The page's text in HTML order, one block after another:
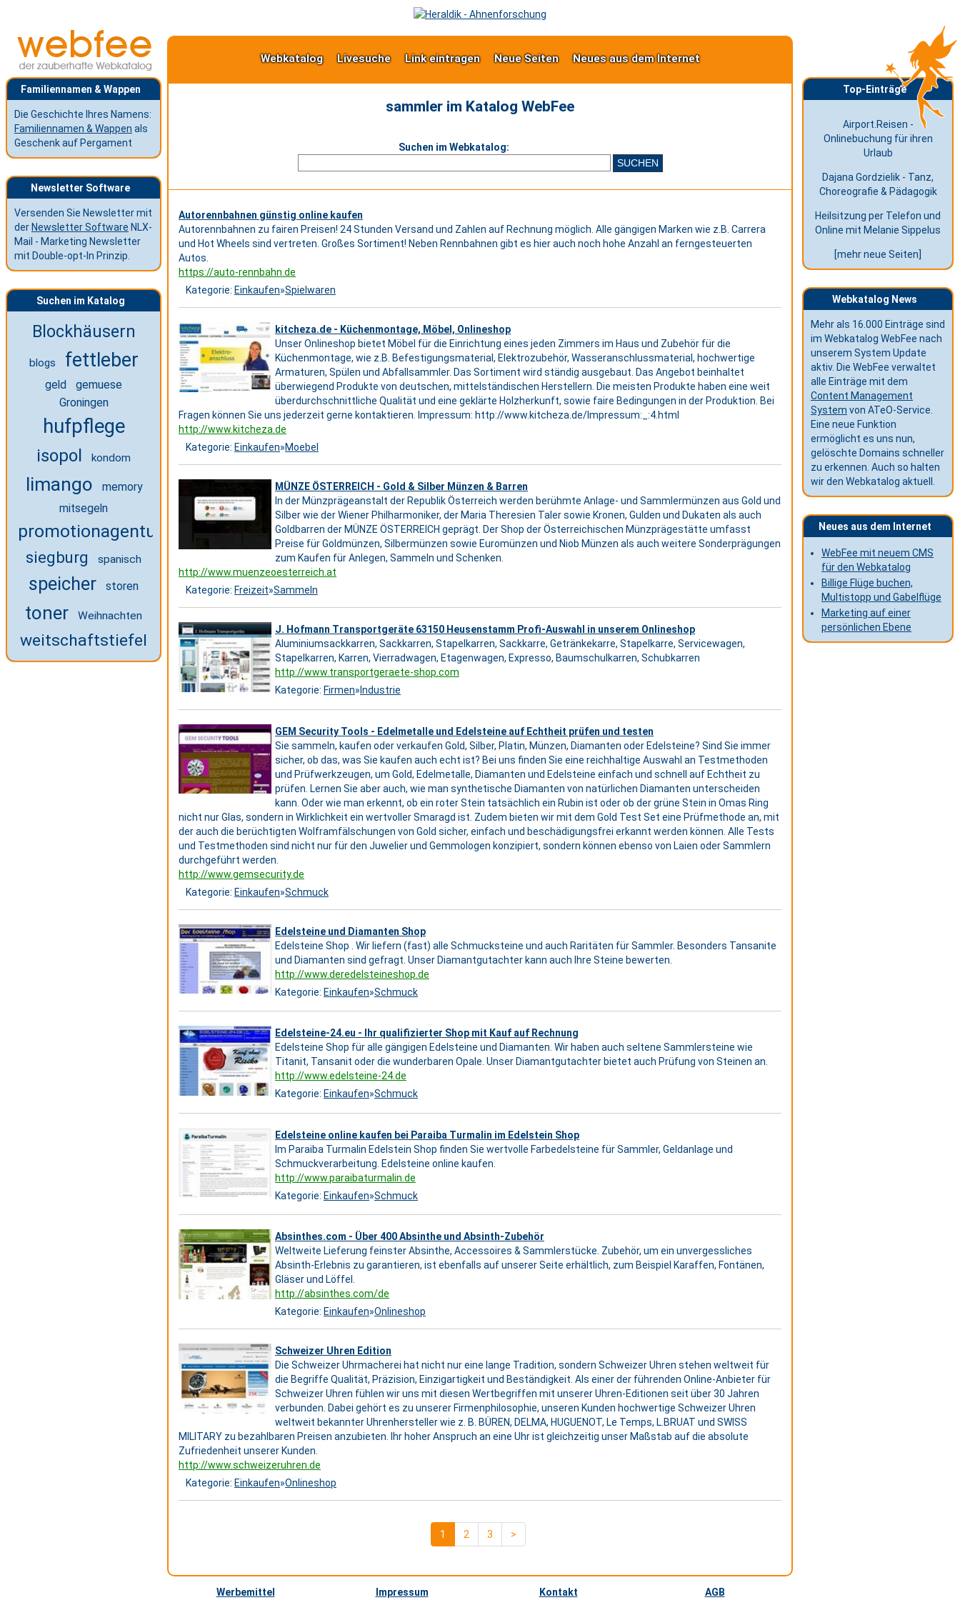
Familiennamen & Wappen
Die Geschichte Ihres Namens:
Familiennamen & Wappen als
Geschenk auf Pergament
Newsletter Software
Versenden Sie Newsletter mit
der Newsletter Software NLX-
Mail - Marketing Newsletter
mit Double-opt-In Prinzip.
Suchen im Katalog
Blockhäusern
blogs fettleber
geld
gemuese
Groningen
hufpflege
isopol kondom
limango
memory
mitsegeln
promotionagentur bundesweit
siegburg spanisch
speicher storen
toner Weihnachten
weitschaftstiefel
Webkatalog Livesuche Link eintragen Neue Seiten Neues aus dem Internet
sammler im Katalog WebFee
Suchen im Webkatalog:
Autorennbahnen günstig online kaufen
Autorennbahnen zu fairen Preisen! 24 Stunden Versand und Zahlen auf Rechnung möglich. Alle gängigen Marken wie z.B. Carrera
und Hot Wheels sind vertreten. Großes Sortiment! Neben Rennbahnen gibt es hier auch noch hohe Anzahl an ferngesteuerten
Autos.
https://auto-rennbahn.de
Kategorie: Einkaufen»Spielwaren
kitcheza.de - Küchenmontage, Möbel, Onlineshop
Unser Onlineshop bietet Möbel für die Einrichtung eines jeden Zimmers im Haus und Zubehör für die
Küchenmontage, wie z.B. Befestigungsmaterial, Elektrozubehör, Wasseranschlussmaterial, hochwertige
Armaturen, Spülen und Abfallsammler. Das Sortiment wird ständig ausgebaut. Das Angebot beinhaltet
überwiegend Produkte von deutschen, mittelständischen Herstellern. Die meisten Produkte haben eine weit
überdurchschnittliche Qualität und eine geklärte Holzherkunft, sowie faire Bedingungen in der Produktion. Bei
Fragen können Sie uns jederzeit gerne kontaktieren. Impressum: http://www.kitcheza.de/Impressum:_:4.html
http://www.kitcheza.de
Kategorie: Einkaufen»Moebel
MÜNZE ÖSTERREICH - Gold & Silber Münzen & Barren
In der Münzprägeanstalt der Republik Österreich werden berühmte Anlage- und Sammlermünzen aus Gold und
Silber wie der Wiener Philharmoniker, der Maria Theresien Taler sowie Kronen, Gulden und Dukaten als auch
Goldbarren der MÜNZE ÖSTERREICH geprägt. Der Shop der Österreichischen Münzprägestätte umfasst
Preise für Goldmünzen, Silbermünzen sowie Euromünzen und Niob Münzen als auch weitere Sonderprägungen
zum Kaufen für Anlegen, Sammeln und Schenken.
http://www.muenzeoesterreich.at
Kategorie: Freizeit»Sammeln
J. Hofmann Transportgeräte 63150 Heusenstamm Profi-Auswahl in unserem Onlineshop
Aluminiumsackkarren, Sackkarren, Stapelkarren, Sackkarre, Getränkekarre, Stapelkarre, Servicewagen,
Stapelkarren, Karren, Vierradwagen, Etagenwagen, Expresso, Baumschulkarren, Schubkarren
http://www.transportgeraete-shop.com
Kategorie: Firmen» Industrie
GEM Security Tools - Edelmetalle und Edelsteine auf Echtheit prüfen und testen
Sie sammeln, kaufen oder verkaufen Gold, Silber, Platin, Münzen, Diamanten oder Edelsteine? Sind Sie immer
sicher, ob das, was Sie kaufen auch echt ist? Bei uns finden Sie eine reichhaltige Auswahl an Testmethoden
und Prüfwerkzeugen, um Gold, Edelmetalle, Diamanten und Edelsteine einfach und schnell auf Echtheit zu
prüfen. Lernen Sie aber auch, wie man synthetische Diamanten von natürlichen Diamanten unterscheiden
kann. Oder wie man erkennt, ob ein roter Stein tatsächlich ein Rubin ist oder ob der grüne Stein in Omas Ring
nicht nur Glas, sondern in Wirklichkeit ein wertvoller Smaragd ist. Zudem bieten wir mit dem Gold Test Set eine Prüfmethode an, mit
der auch die berüchtigten Wolframfälschungen von Gold sicher, einfach und beschädigungsfrei erkannt werden können. Alle Tests
und Testmethoden sind nicht nur für den Juwelier und Gemmologen konzipiert, sondern können ebenso von Laien oder Sammlern
durchgeführt werden.
http://www.gemsecurity.de
Kategorie: Einkaufen»Schmuck
Edelsteine und Diamanten Shop
Edelsteine Shop . Wir liefern (fast) alle Schmucksteine und auch Raritäten für Sammler. Besonders Tansanite
und Diamanten sind gefragt. Unser Diamantgutachter kann auch Ihre Steine bewerten.
http://www.deredelsteineshop.de
Kategorie: Einkaufen»Schmuck
Edelsteine-24.eu - Ihr qualifizierter Shop mit Kauf auf Rechnung
Edelsteine Shop für alle gängigen Edelsteine und Diamanten. Wir haben auch seltene Sammlersteine wie
Titanit, Tansanit oder die wunderbaren Opale. Unser Diamantgutachter bietet auch Prüfung von Steinen an.
http://www.edelsteine-24.de
Kategorie: Einkaufen»Schmuck
Edelsteine online kaufen bei Paraiba Turmalin im Edelstein Shop
Im Paraiba Turmalin Edelstein Shop finden Sie wertvolle Farbedelsteine für Sammler, Geldanlage und
Schmuckverarbeitung. Edelsteine online kaufen.
http://www.paraibaturmalin.de
Kategorie: Einkaufen»Schmuck
Absinthes.com - Über 400 Absinthe und Absinth-Zubehör
Weltweite Lieferung feinster Absinthe, Accessoires & Sammlerstücke. Zubehör, um ein unvergessliches
Absinth-Erlebnis zu garantieren, ist ebenfalls auf unserer Seite erhältlich, zum Beispiel Karaffen, Fontänen,
Gläser und Löffel.
http://absinthes.com/de
Kategorie: Einkaufen»Onlineshop
Schweizer Uhren Edition
Die Schweizer Uhrmacherei hat nicht nur eine lange Tradition, sondern Schweizer Uhren stehen weltweit für
die Begriffe Qualität, Präzision, Einzigartigkeit und Beständigkeit. Als einer der führenden Online-Anbieter für
Schweizer Uhren fühlen wir uns mit diesen Wertbegriffen mit unserer Uhren-Editionen seit über 30 Jahren
verbunden. Dabei gehört es zu unserer Firmenphilosophie, unseren Kunden hochwertige Schweizer Uhren
weltweit bekannter Uhrenhersteller wie z. B. BÜREN, DELMA, HUGUENOT, Le Temps, L.BRUAT und SWISS
MILITARY zu bezahlbaren Preisen anzubieten. Ihr hoher Anspruch an eine Uhr ist gleichzeitig unser Maßstab auf die absolute
Zufriedenheit unserer Kunden.
http://www.schweizeruhren.de
Kategorie: Einkaufen»Onlineshop
1 2 3 >
Werbemittel Impressum Kontakt AGB
Top-Einträge
Airport.Reisen -
Onlinebuchung für ihren
Urlaub
Dajana Gordzielik - Tanz,
Choreografie & Pädagogik
Heilsitzung per Telefon und
Online mit Melanie Sippelus
[mehr neue Seiten]
Webkatalog News
Mehr als 16.000 Einträge sind
im Webkatalog WebFee nach
unserem System Update
aktiv. Die WebFee verwaltet
alle Einträge mit dem
Content Management
System von ATeO-Service.
Eine neue Funktion
ermöglicht es uns nun,
gelöschte Domains schneller
zu erkennen. Auch so halten
wir den Webkatalog aktuell.
Neues aus dem Internet
WebFee mit neuem CMS
für den Webkatalog
Billige Flüge buchen,
Multistopp und Gabelflüge
Marketing auf einer
persönlichen Ebene